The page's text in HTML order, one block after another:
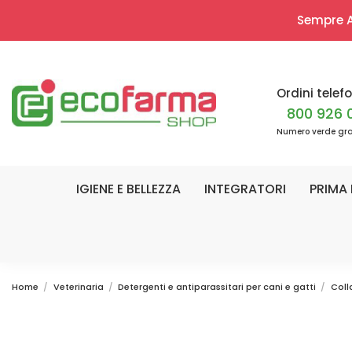
Sempre
Ordini
800 926
Numero verde
IGIENE E BELLEZZA INTEGRATORI PRIMA
Home Veterinaria Detergenti e antiparassitari per cani e gatti